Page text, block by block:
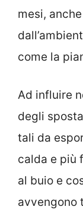
mesi,
come la
Ad influire
degli
tali da
calda e più
al buio e
avvengono